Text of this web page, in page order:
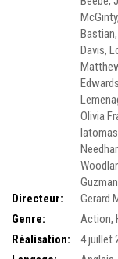
McGinty,
Bastian,
Davis,
Edwards
Olivia
Guzman
Directeur:
Gerard
Genre:
Action,
Réalisation:
4 juillet